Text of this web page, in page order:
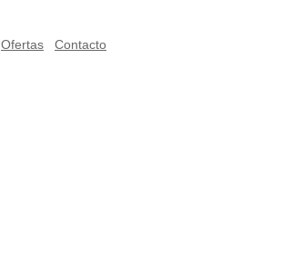
Ofertas Contacto